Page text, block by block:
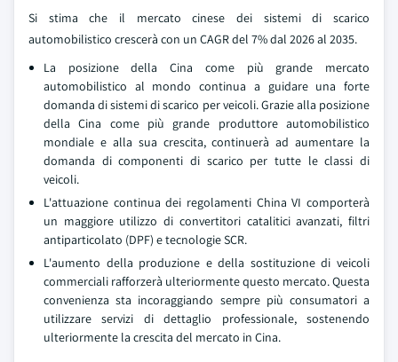
Si stima che il mercato cinese dei sistemi di scarico
automobilistico crescerà con un CAGR del 7% dal 2026 al 2035.
La posizione della Cina come più grande mercato
automobilistico al mondo continua a guidare una forte
domanda di sistemi di scarico per veicoli. Grazie alla posizione
della Cina come più grande produttore automobilistico
mondiale e alla sua crescita, continuerà ad aumentare la
domanda di componenti di scarico per tutte le classi di
veicoli.
L'attuazione continua dei regolamenti China VI comporterà
un maggiore utilizzo di convertitori catalitici avanzati, filtri
antiparticolato (DPF) e tecnologie SCR.
L'aumento della produzione e della sostituzione di veicoli
commerciali rafforzerà ulteriormente questo mercato. Questa
convenienza sta incoraggiando sempre più consumatori a
utilizzare servizi di dettaglio professionale, sostenendo
ulteriormente la crescita del mercato in Cina.